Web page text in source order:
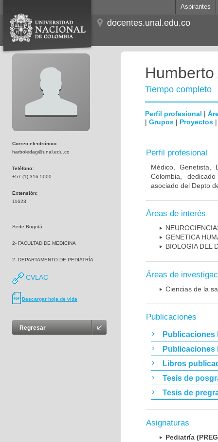
Aspirantes
docentes.unal.edu.co
Correo electrónico:
harboledag@unal.edu.co
Teléfono:
+57 (1) 316 5000
Extensión:
11623
Sede Bogotá
2- FACULTAD DE MEDICINA
2- DEPARTAMENTO DE PEDIATRÍA
CVLAC
Descargar hoja de vida
Regresar
Tiempo completo
Perfil profesional |
| Grupos | Proyectos
Perfil profesional
Médico, Genetista,
Colombia,
asociado del Depto
Áreas de interés
GENETICA
BIOLOGIA DEL
Áreas de
Ciencias de la
Publicaciones
Publicaciones
Publicaciones
Libros
Tesis de
Tesis de
Asignaturas
Pediatría